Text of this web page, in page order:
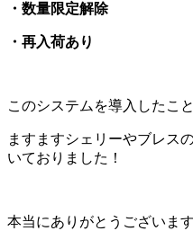
・数量限定解除
・再入荷あり
このシステムを導入したこ
ますますシェリーやブレス
いておりました！
本当にありがとうございます